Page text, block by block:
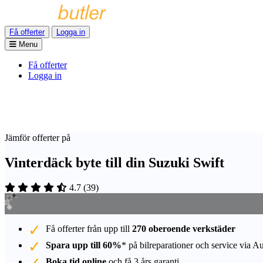
Få offerter
Logga in
Menu
Få offerter
Logga in
Jämför offerter på
Vinterdäck byte till din Suzuki Swift
4.7 (39)
Få offerter från upp till 270 oberoende verkstäder
Spara upp till 60%* på bilreparationer och service via